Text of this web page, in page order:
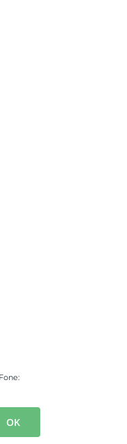
OK